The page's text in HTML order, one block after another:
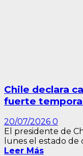
Chile declara
fuerte
20/07/2026 0
El presidente de
lunes el estado de
Leer Más